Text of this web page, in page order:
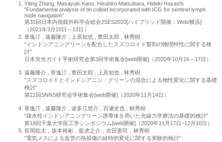
Yiting Zhang, Masayuki Kano, Hisahiro Matsubara, Hideki Hayashi
"Fundamental analysis of tin colloid incorporated with ICG for sentinel lymph
node navigation"
第33回日本内視鏡外科学会総会JSES2020[ハイブリッド開催：Web/横浜]
（2021年3月10日～13日）
章逸汀 , 遠藤隆介 , 上原知也 , 豊田太郎 , 林秀樹
"インドシアニングリーンを配合したスズコロイド製剤の物理特性に関する検
討"
日本蛍光ガイド手術研究会第3回学術集会[web開催]（2020年10月16～17日）
遠藤隆介 , 章逸汀 , 豊田太郎 , 上原知也 , 林秀樹
"スズコロイドとインドシアニン・グリーンの混合による物性変化に関する基礎
検討"
第22回SNNS研究会学術集会[web開催]（2020年11月14日）
章逸汀 , 遠藤隆介 , 波多江悠介 , 百瀬史也 , 林秀樹
"疎水性インドシアニングリーン誘導体を用いた光線力学療法の基礎的検討"
第18回千葉大学医工学シンポジウム[web開催]（2020年11月17日~12月16日）
長岡聡太，坂本裕彬，藍虎之介，吉田憲司，林秀樹
”電気メスによる血管の熱損傷の経時的変化に関する実験的検討”